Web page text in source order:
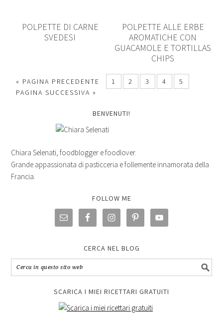
POLPETTE DI CARNE
SVEDESI
POLPETTE ALLE ERBE
AROMATICHE CON
GUACAMOLE E TORTILLAS
CHIPS
« PAGINA PRECEDENTE 1 2 3 4
5
PAGINA SUCCESSIVA »
BENVENUTI!
Chiara Selenati, foodblogger e foodlover.
Grande appassionata di pasticceria e follemente innamorata della
Francia.
FOLLOW ME
CERCA NEL BLOG
SCARICA I MIEI RICETTARI GRATUITI